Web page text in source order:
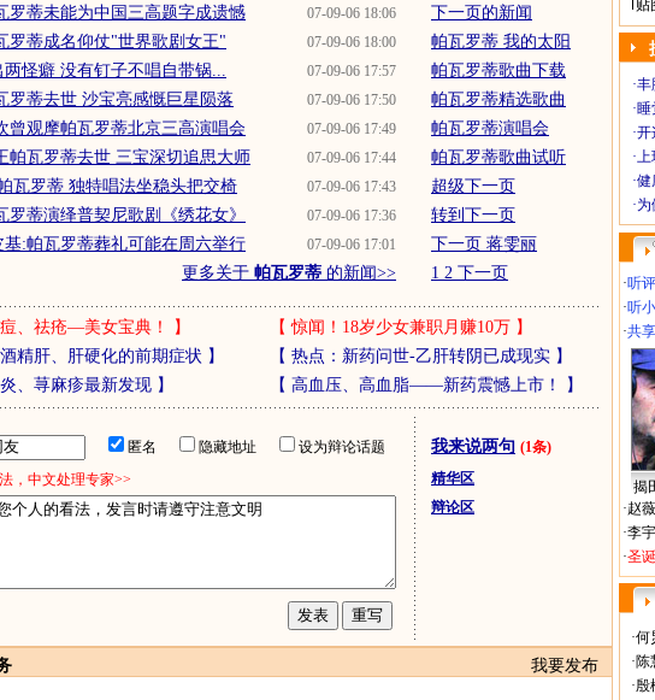
07-09-06 18:06
罗蒂未能为中国三高题字成遗憾
07-09-06 18:00
罗蒂成名仰仗"世界歌剧女王"
07-09-06 17:57
怪癖 没有钉子不唱自带锅...
07-09-06 17:50
罗蒂去世 沙宝亮感慨巨星陨落
07-09-06 17:49
曾观摩帕瓦罗蒂北京三高演唱会
07-09-06 17:44
帕瓦罗蒂去世 三宝深切追思大师
07-09-06 17:43
瓦罗蒂 独特唱法坐稳头把交椅
07-09-06 17:36
罗蒂演绎普契尼歌剧《绣花女》
07-09-06 17:01
基:帕瓦罗蒂葬礼可能在周六举行
更多关于 帕瓦罗蒂 的新闻>>
下一页的新闻
帕瓦罗蒂 我的太阳
帕瓦罗蒂歌曲下载
帕瓦罗蒂精选歌曲
帕瓦罗蒂演唱会
帕瓦罗蒂歌曲试听
超级下一页
转到下一页
下一页 蒋雯丽
1 2 下一页
、祛疮—美女宝典！ 】 【惊闻！18岁少女兼职月赚10万】
精肝、肝硬化的前期症状 】 【 热点：新药问世-乙肝转阴已成现实】
、荨麻疹最新发现】 【 高血压、高血脂——新药震憾上市！ 】
匿名 隐藏地址
设为辩论话题
，中文处理专家>>
我来说两句 (1条)
精华区
辩论区
我要发布
贴
·丰
·
·开
·上
·健
·
·听
·听
·共
揭
·赵
·李
·圣
·何
·陈
·殷